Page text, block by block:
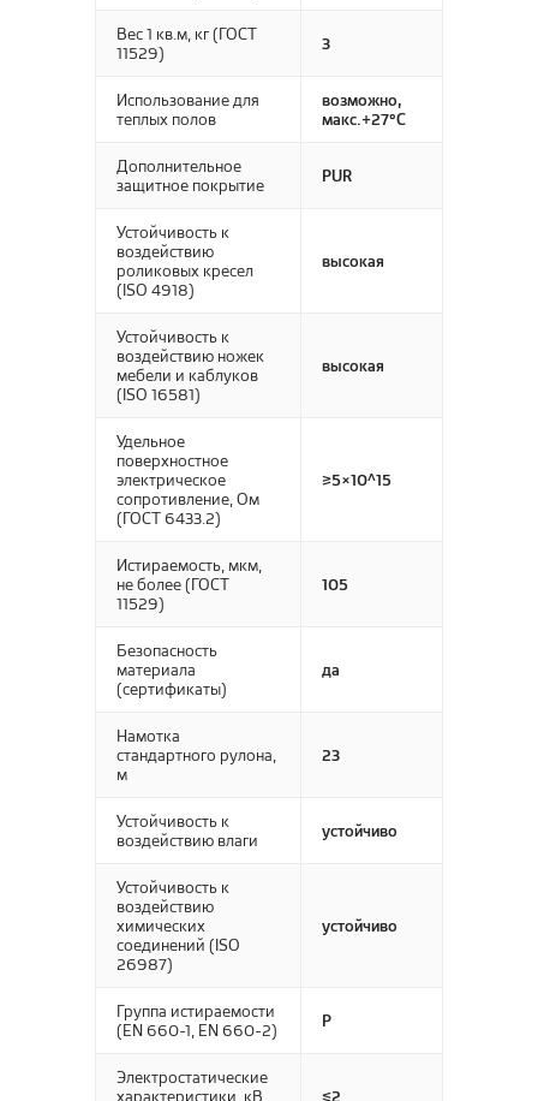
Вес 1 кв.м, кг (ГОСТ
11529)
3
Использование для
теплых полов
возможно,
макс.+27°С
Дополнительное
защитное покрытие
PUR
Устойчивость к
воздействию
роликовых кресел
(ISO 4918)
высокая
Устойчивость к
воздействию ножек
мебели и каблуков
(ISO 16581)
высокая
Удельное
поверхностное
электрическое
сопротивление, Ом
(ГОСТ 6433.2)
≥5×10^15
Истираемость, мкм,
не более (ГОСТ
11529)
105
Безопасность
материала
(сертификаты)
да
Намотка
стандартного рулона,
м
23
Устойчивость к
воздействию влаги
устойчиво
Устойчивость к
воздействию
химических
соединений (ISO
26987)
устойчиво
Группа истираемости
(EN 660-1, EN 660-2)
P
Электростатические
характеристики, кВ
≤2